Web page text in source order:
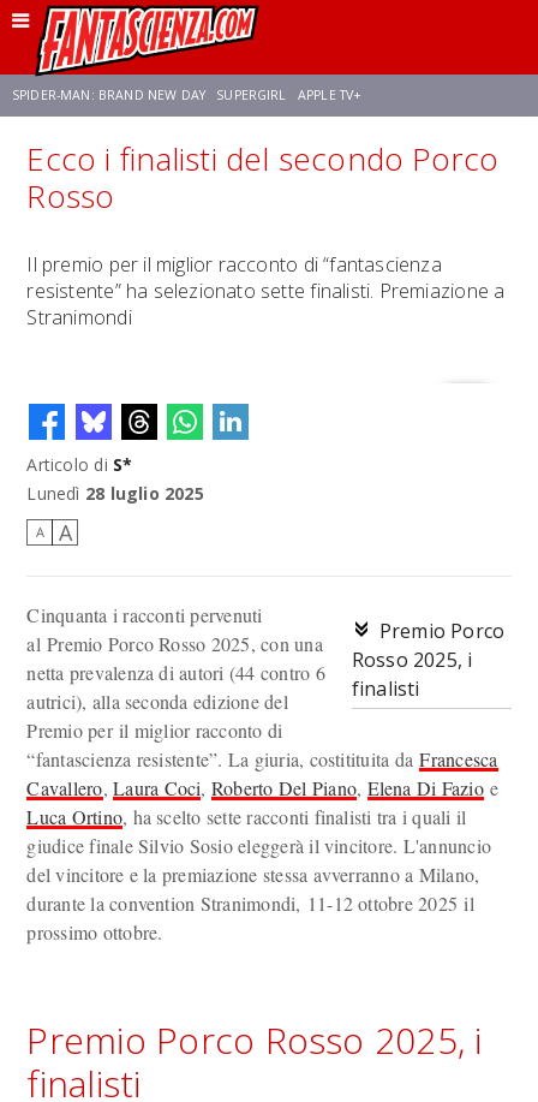
SPIDER-MAN: BRAND NEW DAY SUPERGIRL APPLE TV+
FRANCO RICCIARDIELLO ZENDAYA STAR TREK AVENGERS: DOOMSDAY
Ecco i finalisti del secondo Porco
Rosso
Il premio per il miglior racconto di “fantascienza
resistente” ha selezionato sette finalisti. Premiazione a
Stranimondi
Articolo di S*
Lunedì 28 luglio 2025
A A
Premio Porco
Rosso 2025, i
finalisti
Cinquanta i racconti pervenuti
al Premio Porco Rosso 2025, con una
netta prevalenza di autori (44 contro 6
autrici), alla seconda edizione del
Premio per il miglior racconto di
“fantascienza resistente”. La giuria, costitituita daFrancesca
Cavallero,Laura Coci, Roberto Del Piano, Elena Di Fazioe
Luca Ortino, ha scelto sette racconti finalisti tra i quali il
giudice finale Silvio Sosio eleggerà il vincitore. L'annuncio
del vincitore e la premiazione stessa avverranno a Milano,
durante la convention Stranimondi, 11-12 ottobre 2025 il
prossimo ottobre.
Premio Porco Rosso 2025, i
finalisti